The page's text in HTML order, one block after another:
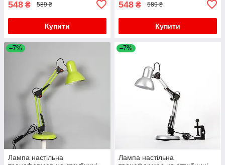
548 ₴ 589 ₴
Купити
548 ₴ 589 ₴
Купити
–7%
Лампа настільна
–7%
Лампа настільна